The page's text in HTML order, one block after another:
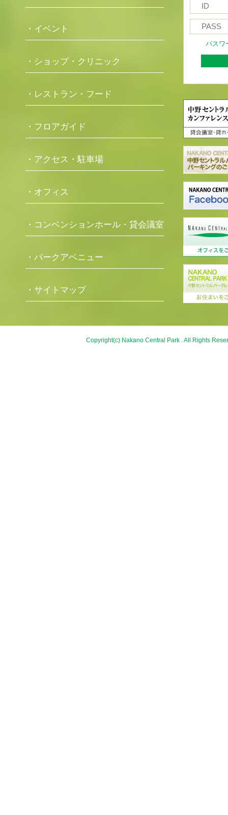
・イベント
・ショップ・クリニック
・レストラン・フード
・フロアガイド
・アクセス・駐車場
・オフィス
・コンベンションホール・貸会議室
・パークアベニュー
・サイトマップ
パスワ
Copyright(c) Nakano Central Park . All Rights